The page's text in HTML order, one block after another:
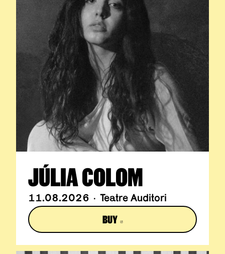
JÚLIA COLOM
11.08.2026 · Teatre Auditori
BUY ABRE EN NUEVA VENTANA